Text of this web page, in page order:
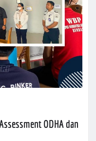
ODHA dan